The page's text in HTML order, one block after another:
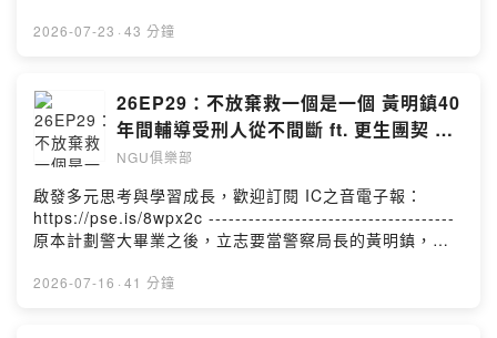
極大壓力，但他仍克服挑戰完成學業，並選擇投身學術，
書時，徐保羅想出許多引發學生學習興趣的創新做法，他
一改制式的教學方式，用有趣的遊戲引導激發學生的學習
動機，也曾帶領，指導的學生，面臨研究挫折卻仍不放棄
嘗試實驗，最終突破瓶頸，甚至在論文比賽中拿下優勝及
高額獎金，並成為頂尖國際期刊第一位發表文章的華人。
即便如今徐保羅已退休，他仍繼續擔任許多年輕學子的領
航啟發導師，帶領他們的人生方向。------------------------
-------------企劃 | 王涵製作 | 王涵
2026-07-23 · 43 分鐘
26EP29：不放棄救一個是一個 黃明鎮40
年間輔導受刑人從不間斷 ft. 更生團契 黃
明鎮牧師
NGU俱樂部
啟發多元思考與學習成長，歡迎訂閱 IC之音電子報：
https://pse.is/8wpx2c -------------------------------------
原本計劃警大畢業之後，立志要當警察局長的黃明鎮，卻
被害者家屬以及犯罪預防的福音工作，但這份差事相當吃
2026-07-16 · 41 分鐘